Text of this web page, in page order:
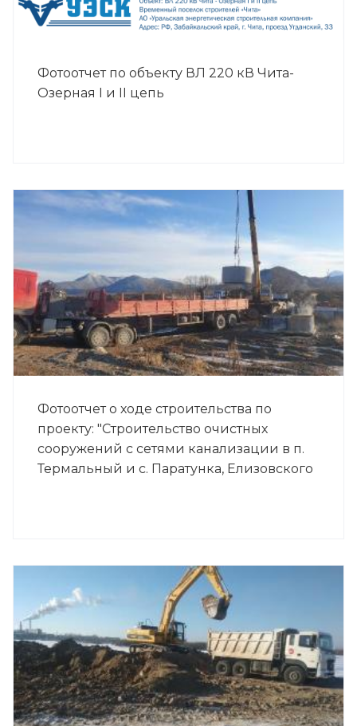
Фотоотчет по объекту ВЛ 220 кВ Чита-
Озерная I и II цепь
Фотоотчет о ходе строительства по
проекту: "Строительство очистных
сооружений с сетями канализации в п.
Термальный и с. Паратунка, Елизовского